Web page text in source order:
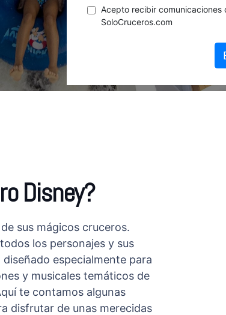
Acepto recibir comunicaciones
SoloCruceros.com
Disney?
sus mágicos cruceros.
los personajes y sus
especialmente para
y musicales temáticos de
te contamos algunas
disfrutar de unas merecidas